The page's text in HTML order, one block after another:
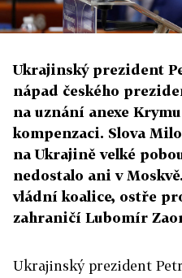
Ukrajinský prezident
nápad českého
na uznání anexe
kompenzaci. Slova
na Ukrajině velké
nedostalo ani v
vládní koalice, ostře
zahraničí Lubomír
Ukrajinský prezident